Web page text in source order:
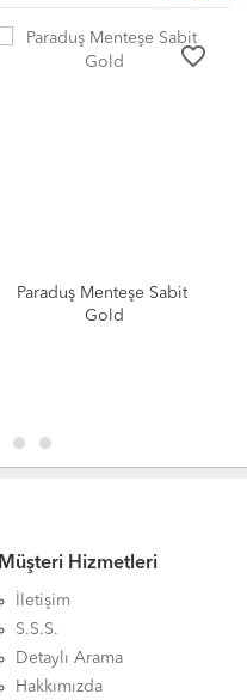
favorite_border
Paraduş Menteşe Sabit
Gold
Müşteri Hizmetleri
İletişim
S.S.S.
Detaylı Arama
Hakkımızda